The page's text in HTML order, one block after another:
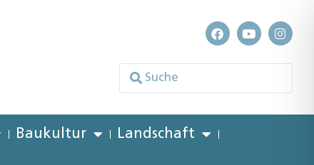
Baukultur
Landschaft